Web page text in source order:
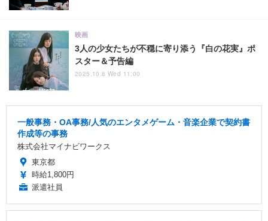
3人の少女たちが不穏に寄り添う『白の花実』ポ
スター＆予告編
映画
2025.10.8 Wed 11:00
一般事務・OA事務/人気のエンタメゲーム・音楽企業で契約書
作成等の事務
株式会社マイナビワークス
東京都
時給1,800円
派遣社員